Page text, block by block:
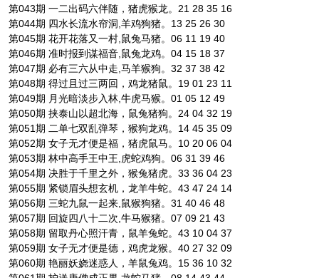
第043期 一二出码六伴随，猪虎猴龙。21 28 35 16
第044期 四水长流水帘洞,羊鸡狗猪。13 25 26 30
第045期 花开花落又一村,鼠兔马猪。06 11 19 40
第046期 准时报到谋福音,鼠兔龙鸡。04 15 18 37
第047期 必有三六从中走,马羊猴狗。32 37 38 42
第048期 得过且过三两回，鸡龙猪鼠。19 01 23 11
第049期 月光暗淡步入林,牛虎马猴。01 05 12 49
第050期 挟泰山以超北海，鼠兔猪狗。24 04 32 19
第051期 二单七双乱弹琴，猴狗龙鸡。14 45 35 09
第052期 女子无才便是福，猪虎鼠马。10 20 06 04
第053期 林中高手王中王,虎蛇鸡狗。06 31 39 46
第054期 决胜于千里之外，猴兔猪虎。33 36 04 23
第055期 紧锁眉头想玄机，龙羊牛蛇。43 47 24 14
第056期 三蛇九鼠一起来,鼠猴狗猪。31 40 46 48
第057期 回旋四八十二次,牛马猴猪。07 09 21 43
第058期 留取丹心照汗青，鼠羊兔蛇。43 10 04 37
第059期 女子无才便是德，鸡虎龙猴。40 27 32 09
第060期 艳丽妖娆迷惑人，羊鼠兔鸡。15 36 10 32